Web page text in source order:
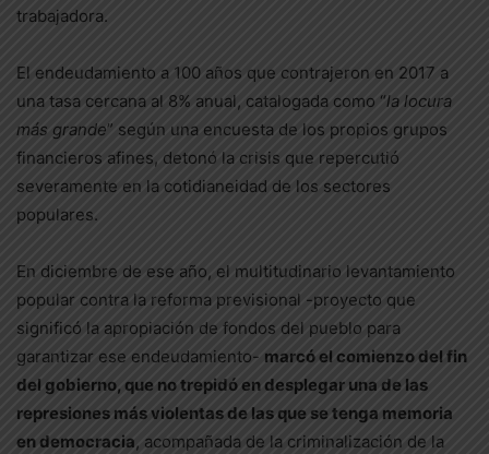
trabajadora.
El endeudamiento a 100 años que contrajeron en 2017 a
una tasa cercana al 8% anual, catalogada como “la locura
más grande” según una encuesta de los propios grupos
financieros afines, detonó la crisis que repercutió
severamente en la cotidianeidad de los sectores
populares.
En diciembre de ese año, el multitudinario levantamiento
popular contra la reforma previsional -proyecto que
significó la apropiación de fondos del pueblo para
garantizar ese endeudamiento- marcó el comienzo del fin
del gobierno, que no trepidó en desplegar una de las
represiones más violentas de las que se tenga memoria
en democracia, acompañada de la criminalización de la